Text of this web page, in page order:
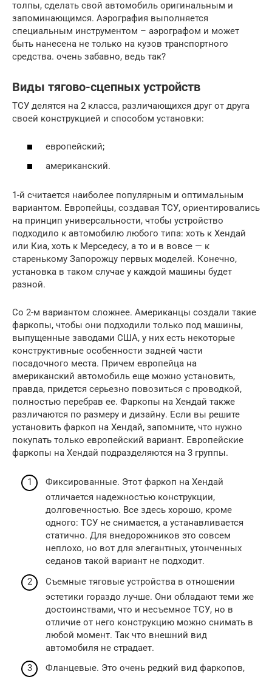
толпы, сделать свой автомобиль оригинальным и
запоминающимся. Аэрография выполняется
специальным инструментом – аэрографом и может
быть нанесена не только на кузов транспортного
средства. очень забавно, ведь так?
Виды тягово-сцепных устройств
ТСУ делятся на 2 класса, различающихся друг от друга
своей конструкцией и способом установки:
европейский;
американский.
1-й считается наиболее популярным и оптимальным
вариантом. Европейцы, создавая ТСУ, ориентировались
на принцип универсальности, чтобы устройство
подходило к автомобилю любого типа: хоть к Хендай
или Киа, хоть к Мерседесу, а то и в вовсе — к
старенькому Запорожцу первых моделей. Конечно,
установка в таком случае у каждой машины будет
разной.
Со 2-м вариантом сложнее. Американцы создали такие
фаркопы, чтобы они подходили только под машины,
выпущенные заводами США, у них есть некоторые
конструктивные особенности задней части
посадочного места. Причем европейца на
американский автомобиль еще можно установить,
правда, придется серьезно повозиться с проводкой,
полностью перебрав ее. Фаркопы на Хендай также
различаются по размеру и дизайну. Если вы решите
установить фаркоп на Хендай, запомните, что нужно
покупать только европейский вариант. Европейские
фаркопы на Хендай подразделяются на 3 группы.
Фиксированные. Этот фаркоп на Хендай
отличается надежностью конструкции,
долговечностью. Все здесь хорошо, кроме
одного: ТСУ не снимается, а устанавливается
статично. Для внедорожников это совсем
неплохо, но вот для элегантных, утонченных
седанов такой вариант не подходит.
Съемные тяговые устройства в отношении
эстетики гораздо лучше. Они обладают теми же
достоинствами, что и несъемное ТСУ, но в
отличие от него конструкцию можно снимать в
любой момент. Так что внешний вид
автомобиля не страдает.
Фланцевые. Это очень редкий вид фаркопов,